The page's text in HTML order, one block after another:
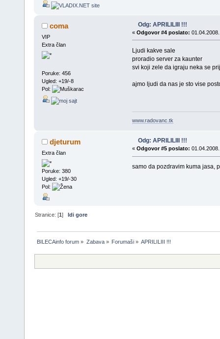
coma
VIP
Extra član
Poruke: 456
Ugled: +19/-8
Pol:
Odg: APRILILIII !!!
« Odgovor #4 poslato:
Ljudi kakve sale
proradio server za kaunter
svi koji zele da igraju neka se
ajmo ljudi da nas je sto vise
www.radovanc.tk
djeturum
Extra član
Poruke: 380
Ugled: +19/-30
Pol:
Odg: APRILILIII !!!
« Odgovor #5 poslato:
samo da pozdravim kuma jasa,
Stranice: [1]Idi gore
BILECAinfo forum » Zabava» Forumaši» APRILILIII !!!